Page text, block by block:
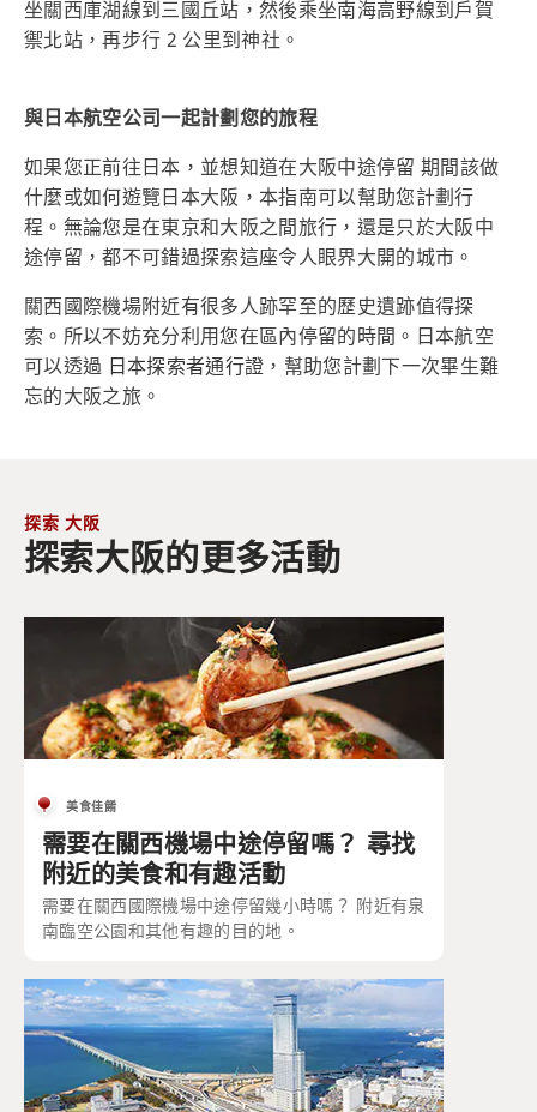
坐關西庫湖線到三國丘站，然後乘坐南海高野線到戶賀
禦北站，再步行 2 公里到神社。
與日本航空公司一起計劃您的旅程
如果您正前往日本，並想知道在大阪中途停留 期間該做
什麼或如何遊覽日本大阪，本指南可以幫助您計劃行
程。無論您是在東京和大阪之間旅行，還是只於大阪中
途停留，都不可錯過探索這座令人眼界大開的城市。
關西國際機場附近有很多人跡罕至的歷史遺跡值得探
索。所以不妨充分利用您在區內停留的時間。日本航空
可以透過 日本探索者通行證 ，幫助您計劃下一次畢生難
忘的大阪之旅。
探索 大阪
探索大阪的更多活動
美食佳餚
需要在關西機場中途停留嗎？ 尋找
附近的美食和有趣活動
需要在關西國際機場中途停留幾小時嗎？ 附近有泉
南臨空公園和其他有趣的目的地。